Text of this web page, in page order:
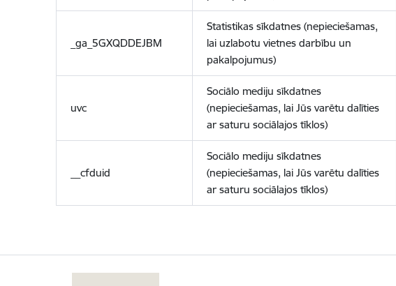
_ga_5GXQDDEJBM
Statistikas sīkdatnes (nepieciešamas,
lai uzlabotu vietnes darbību un
pakalpojumus)
uvc
Sociālo mediju sīkdatnes
(nepieciešamas, lai Jūs varētu dalīties
ar saturu sociālajos tīklos)
__cfduid
Sociālo mediju sīkdatnes
(nepieciešamas, lai Jūs varētu dalīties
ar saturu sociālajos tīklos)